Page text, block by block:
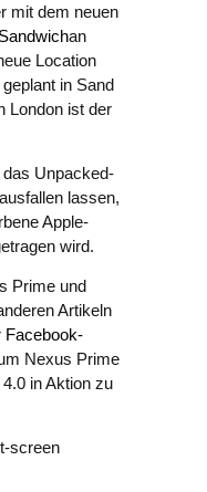
mit dem neuen
an
Location
in Sand
London ist der
Unpacked-
lassen,
Apple-
wird.
Prime und
Artikeln
Facebook-
Nexus Prime
in Aktion zu